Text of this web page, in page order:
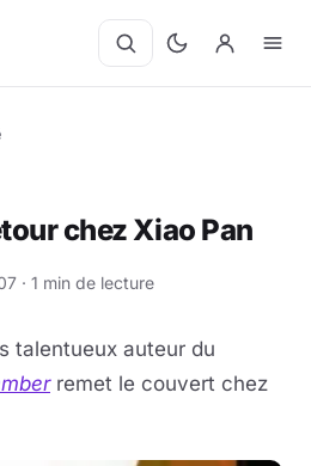
chez Xiao Pan
· 1 min de lecture
talentueux auteur du
remet le couvert chez